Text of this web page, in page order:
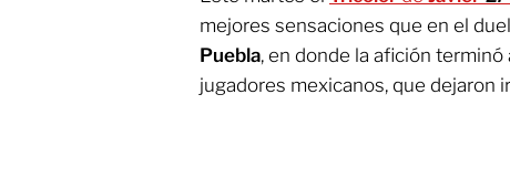
mejores sensaciones que en el
Puebla, en donde la afición
jugadores mexicanos, que dejaron